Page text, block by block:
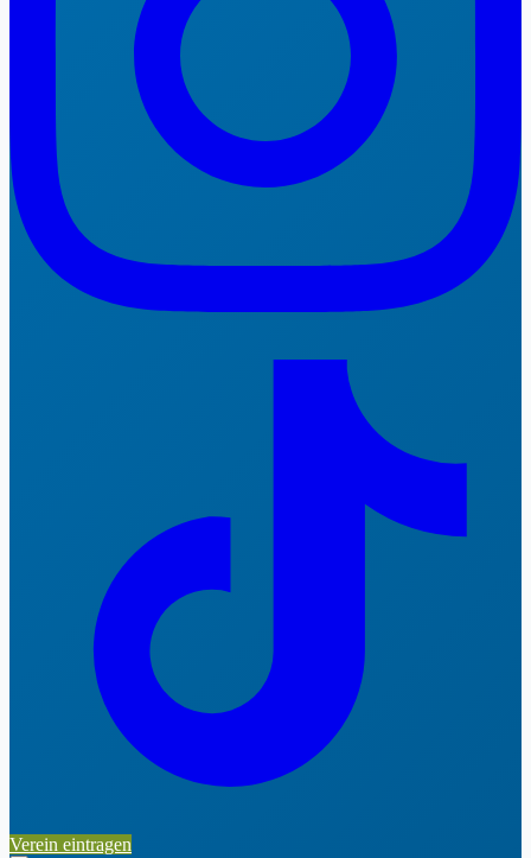
Verein eintragen